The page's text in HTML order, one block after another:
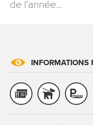
de l’année...
INFORMATIONS